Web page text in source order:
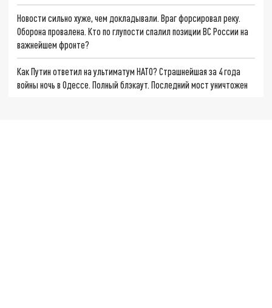
Новости сильно хуже, чем докладывали. Враг форсировал реку.
Оборона провалена. Кто по глупости спалил позиции ВС России на
важнейшем фронте?
Как Путин ответил на ультиматум НАТО? Страшнейшая за 4 года
войны ночь в Одессе. Полный блэкаут. Последний мост уничтожен